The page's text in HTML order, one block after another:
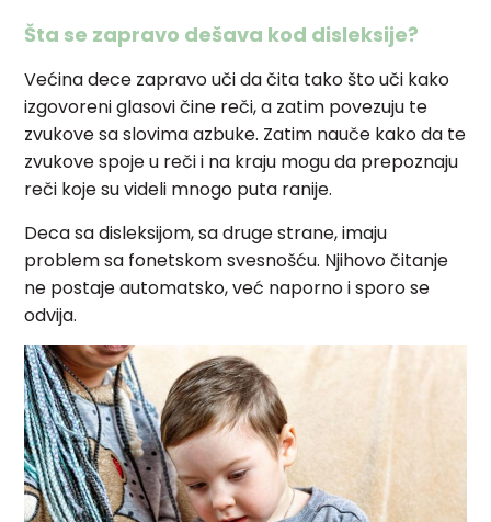
Šta se zapravo dešava kod disleksije?
Većina dece zapravo uči da čita tako što uči kako
izgovoreni glasovi čine reči, a zatim povezuju te
zvukove sa slovima azbuke. Zatim nauče kako da te
zvukove spoje u reči i na kraju mogu da prepoznaju
reči koje su videli mnogo puta ranije.
Deca sa disleksijom, sa druge strane, imaju
problem sa fonetskom svesnošću. Njihovo čitanje
ne postaje automatsko, već naporno i sporo se
odvija.